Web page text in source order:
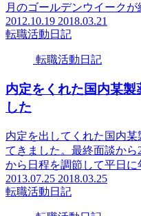
月のゴールデンウイーク
2012.10.19 2018.03.21
転職活動日記
転職活動日記
内定をくれた国内某製
した
内定を出してくれた国内
てきました。最終面談から
から日程を調節して平日に
2013.07.25 2018.03.25
転職活動日記